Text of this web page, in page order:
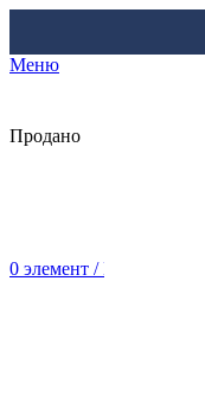
Меню
0 элемент / Br
Продано